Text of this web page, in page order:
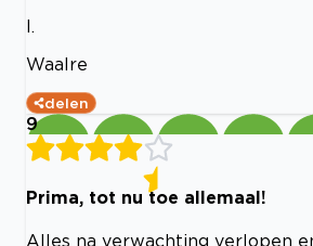
I.
Waalre
delen
9
Prima, tot nu toe allemaal!
Alles na verwachting verlopen